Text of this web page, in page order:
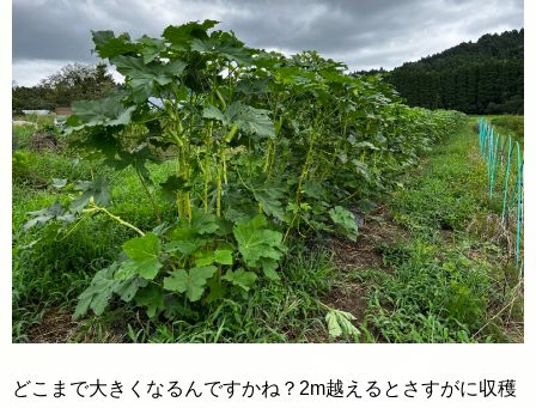
どこまで大きくなるんですかね？2m越えるとさすがに収穫